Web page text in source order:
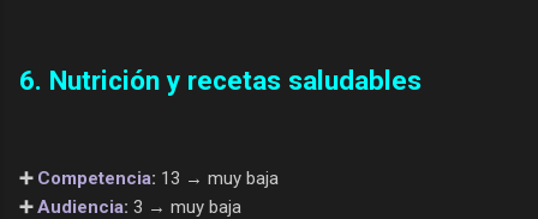
6. Nutrición y recetas saludables
➕ Competencia: 13 → muy baja
➕Audiencia: 3 → muy baja